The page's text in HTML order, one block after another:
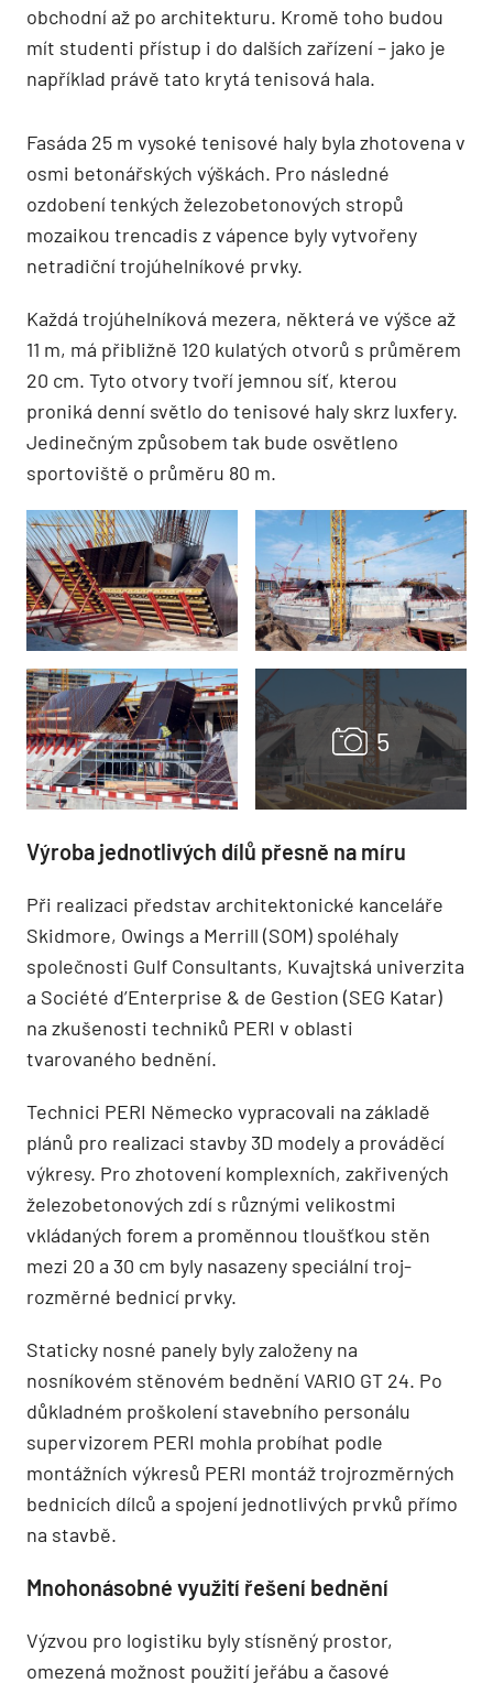
obchodní až po architekturu. Kromě toho budou
mít studenti přístup i do dalších zařízení – jako je
například právě tato krytá tenisová hala.
Fasáda 25 m vysoké tenisové haly byla zhotovena v
osmi betonářských výškách. Pro následné
ozdobení tenkých železobetonových stropů
mozaikou trencadis z vápence byly vytvořeny
netradiční trojúhelníkové prvky.
Každá trojúhelníková mezera, některá ve výšce až
11 m, má přibližně 120 kulatých otvorů s průměrem
20 cm. Tyto otvory tvoří jemnou síť, kterou
proniká denní světlo do tenisové haly skrz luxfery.
Jedinečným způsobem tak bude osvětleno
sportoviště o průměru 80 m.
Výroba jednotlivých dílů přesně na míru
Při realizaci představ architektonické kanceláře
Skidmore, Owings a Merrill (SOM) spoléhaly
společnosti Gulf Consultants, Kuvajtská univerzita
a Société d’Enterprise & de Gestion (SEG Katar)
na zkušenosti techniků PERI v oblasti
tvarovaného bednění.
Technici PERI Německo vypracovali na základě
plánů pro realizaci stavby 3D modely a prová­děcí
výkresy. Pro zhotovení komplex­ních, zakřivených
železobetonových zdí s různými velikostmi
vkládaných forem a proměnnou tloušťkou stěn
mezi 20 a 30 cm byly nasazeny speciální troj­
rozměrné bednicí prvky.
Staticky nosné panely byly založeny na
nosníkovém stěnovém bednění VARIO GT 24. Po
dů­kladném proškolení stavebního perso­nálu
supervizorem PERI mohla probíhat podle
montážních výkresů PERI montáž trojrozměrných
bednicích dílců a spojení jednotlivých prvků přímo
na stavbě.
Mnohonásobné využití řešení bednění
Výzvou pro logistiku byly stísněný prostor,
omezená možnost použití jeřábu a časové